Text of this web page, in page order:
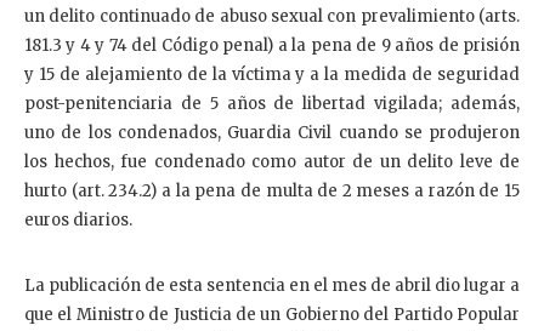
un delito continuado de abuso sexual con prevalimiento (arts.
181.3 y 4 y 74 del Código penal) a la pena de 9 años de prisión
y 15 de alejamiento de la víctima y a la medida de seguridad
post-penitenciaria de 5 años de libertad vigilada; además,
uno de los condenados, Guardia Civil cuando se produjeron
los hechos, fue condenado como autor de un delito leve de
hurto (art. 234.2) a la pena de multa de 2 meses a razón de 15
euros diarios.
La publicación de esta sentencia en el mes de abril dio lugar a
que el Ministro de Justicia de un Gobierno del Partido Popular